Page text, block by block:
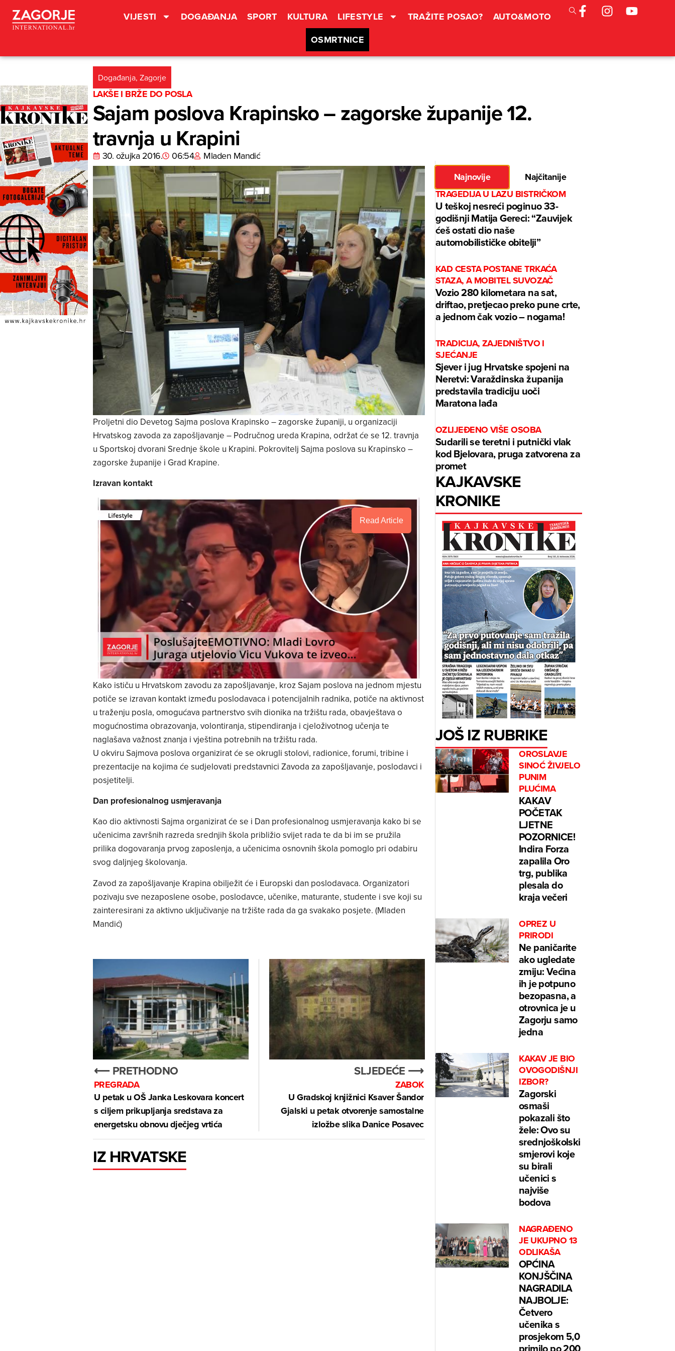
VIJESTI DOGAĐANJA SPORT KULTURA LIFESTYLE TRAŽITE POSAO?
AUTO&MOTO
OSMRTNICE
Događanja, Zagorje
LAKŠE I BRŽE DO POSLA
Sajam poslova Krapinsko – zagorske županije 12.
travnja u Krapini
30. ožujka 2016. 06:54 Mladen Mandić
Proljetni dio Devetog Sajma poslova Krapinsko – zagorske županiji, u organizaciji
Hrvatskog zavoda za zapošljavanje – Područnog ureda Krapina, održat će se 12. travnja
u Sportskoj dvorani Srednje škole u Krapini. Pokrovitelj Sajma poslova su Krapinsko –
zagorske županije i Grad Krapine.
Izravan kontakt
Read Article
Kako ističu u Hrvatskom zavodu za zapošljavanje, kroz Sajam poslova na jednom mjestu
potiče se izravan kontakt između poslodavaca i potencijalnih radnika, potiče na aktivnost
u traženju posla, omogućava partnerstvo svih dionika na tržištu rada, obavještava o
mogućnostima obrazovanja, volontiranja, stipendiranja i cjeloživotnog učenja te
naglašava važnost znanja i vještina potrebnih na tržištu rada.
U okviru Sajmova poslova organizirat će se okrugli stolovi, radionice, forumi, tribine i
prezentacije na kojima će sudjelovati predstavnici Zavoda za zapošljavanje, poslodavci i
posjetitelji.
Dan profesionalnog usmjeravanja
Kao dio aktivnosti Sajma organizirat će se i Dan profesionalnog usmjeravanja kako bi se
učenicima završnih razreda srednjih škola približio svijet rada te da bi im se pružila
prilika dogovaranja prvog zaposlenja, a učenicima osnovnih škola pomoglo pri odabiru
svog daljnjeg školovanja.
Zavod za zapošljavanje Krapina obilježit će i Europski dan poslodavaca. Organizatori
pozivaju sve nezaposlene osobe, poslodavce, učenike, maturante, studente i sve koji su
zainteresirani za aktivno uključivanje na tržište rada da ga svakako posjete. (Mladen
Mandić)
⟵ PRETHODNO
PREGRADA
U petak u OŠ Janka Leskovara koncert
s ciljem prikupljanja sredstava za
energetsku obnovu dječjeg vrtića
SLJEDEĆE ⟶
ZABOK
U Gradskoj knjižnici Ksaver Šandor
Gjalski u petak otvorenje samostalne
izložbe slika Danice Posavec
IZ HRVATSKE
Najnovije
Najčitanije
TRAGEDIJA U LAZU BISTRIČKOM
U teškoj nesreći poginuo 33-
godišnji Matija Gereci: “Zauvijek
ćeš ostati dio naše
automobilističke obitelji”
KAD CESTA POSTANE TRKAĆA
STAZA, A MOBITEL SUVOZAČ
Vozio 280 kilometara na sat,
driftao, pretjecao preko pune crte,
a jednom čak vozio – nogama!
TRADICIJA, ZAJEDNIŠTVO I
SJEĆANJE
Sjever i jug Hrvatske spojeni na
Neretvi: Varaždinska županija
predstavila tradiciju uoči
Maratona lađa
OZLIJEĐENO VIŠE OSOBA
Sudarili se teretni i putnički vlak
kod Bjelovara, pruga zatvorena za
promet
KAJKAVSKE
KRONIKE
JOŠ IZ RUBRIKE
OROSLAVJE
SINOĆ ŽIVJELO
PUNIM
PLUĆIMA
KAKAV
POČETAK
LJETNE
POZORNICE!
Indira Forza
zapalila Oro
trg, publika
plesala do
kraja večeri
OPREZ U
PRIRODI
Ne paničarite
ako ugledate
zmiju: Većina
ih je potpuno
bezopasna, a
otrovnica je u
Zagorju samo
jedna
KAKAV JE BIO
OVOGODIŠNJI
IZBOR?
Zagorski
osmaši
pokazali što
žele: Ovo su
srednjoškolski
smjerovi koje
su birali
učenici s
najviše
bodova
NAGRAĐENO
JE UKUPNO 13
ODLIKAŠA
OPĆINA
KONJŠČINA
NAGRADILA
NAJBOLJE:
Četvero
učenika s
prosjekom 5,0